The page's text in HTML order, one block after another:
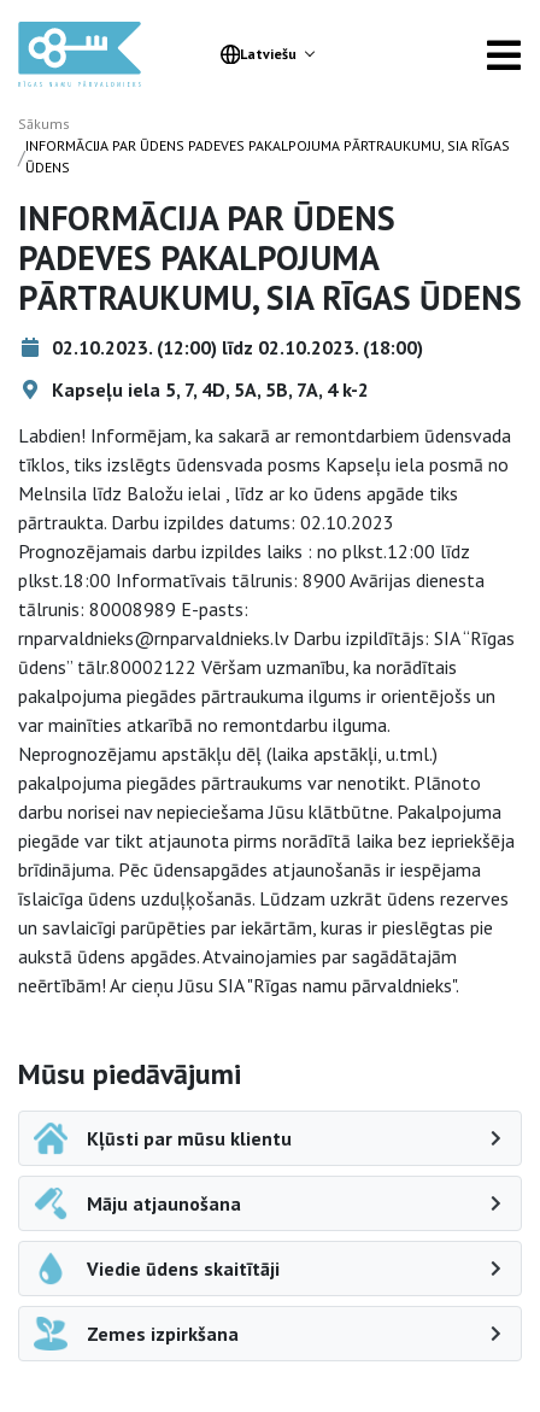
Latviešu
Sākums
/INFORMĀCIJA PAR ŪDENS PADEVES PAKALPOJUMA PĀRTRAUKUMU, SIA RĪGAS
ŪDENS
INFORMĀCIJA PAR ŪDENS
PADEVES PAKALPOJUMA
PĀRTRAUKUMU, SIA RĪGAS ŪDENS
02.10.2023. (12:00) līdz 02.10.2023. (18:00)
Kapseļu iela 5, 7, 4D, 5A, 5B, 7A, 4 k-2
Labdien! Informējam, ka sakarā ar remontdarbiem ūdensvada
tīklos, tiks izslēgts ūdensvada posms Kapseļu iela posmā no
Melnsila līdz Baložu ielai , līdz ar ko ūdens apgāde tiks
pārtraukta. Darbu izpildes datums: 02.10.2023
Prognozējamais darbu izpildes laiks : no plkst.12:00 līdz
plkst.18:00 Informatīvais tālrunis: 8900 Avārijas dienesta
tālrunis: 80008989 E-pasts:
rnparvaldnieks@rnparvaldnieks.lv Darbu izpildītājs: SIA “Rīgas
ūdens” tālr.80002122 Vēršam uzmanību, ka norādītais
pakalpojuma piegādes pārtraukuma ilgums ir orientējošs un
var mainīties atkarībā no remontdarbu ilguma.
Neprognozējamu apstākļu dēļ (laika apstākļi, u.tml.)
pakalpojuma piegādes pārtraukums var nenotikt. Plānoto
darbu norisei nav nepieciešama Jūsu klātbūtne. Pakalpojuma
piegāde var tikt atjaunota pirms norādītā laika bez iepriekšēja
brīdinājuma. Pēc ūdensapgādes atjaunošanās ir iespējama
īslaicīga ūdens uzduļķošanās. Lūdzam uzkrāt ūdens rezerves
un savlaicīgi parūpēties par iekārtām, kuras ir pieslēgtas pie
aukstā ūdens apgādes. Atvainojamies par sagādātajām
neērtībām! Ar cieņu Jūsu SIA "Rīgas namu pārvaldnieks".
Sāna navigācija
Mūsu piedāvājumi
Kļūsti par mūsu klientu
Māju atjaunošana
Viedie ūdens skaitītāji
Zemes izpirkšana